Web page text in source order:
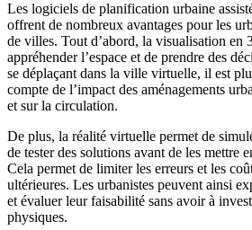
Les logiciels de planification urbaine
offrent de nombreux avantages pour les
de villes. Tout d’abord, la visualisation en
appréhender l’espace et de prendre des
se déplaçant dans la ville virtuelle, il est
compte de l’impact des aménagements
et sur la circulation.
De plus, la réalité virtuelle permet de
de tester des solutions avant de les mettre
Cela permet de limiter les erreurs et les
ultérieures. Les urbanistes peuvent ainsi
et évaluer leur faisabilité sans avoir à
physiques.